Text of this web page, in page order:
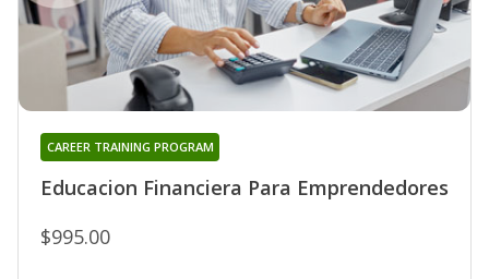
Educacion Financiera Para Emprendedores
CAREER TRAINING PROGRAM
$995.00